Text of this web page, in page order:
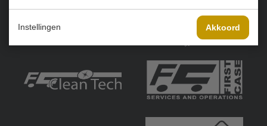
Instellingen Akkoord